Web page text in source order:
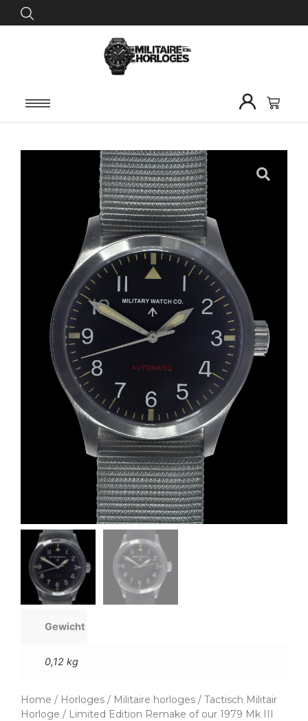
Gewicht
0,12 kg
Home / Horloges / Militaire horloges / Tactisch Militair
Horloge / Limited Edition Remake of our 1979 Mk III